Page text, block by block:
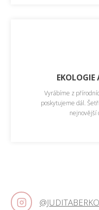
EKOLOGIE
Vyrábíme z
poskytujeme dál.
nejnovější